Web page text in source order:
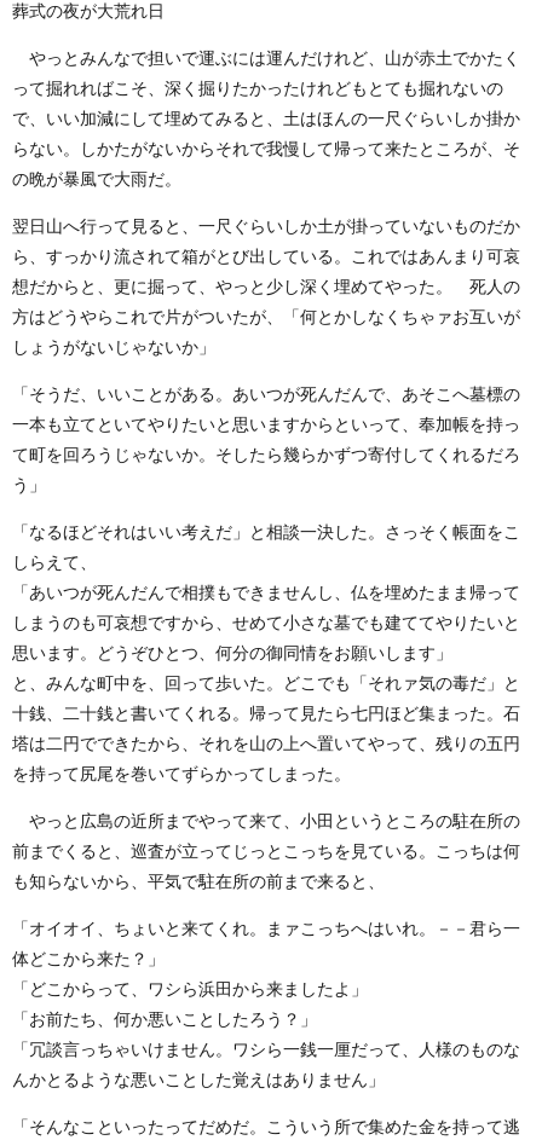
葬式の夜が大荒れ日
やっとみんなで担いで運ぶには運んだけれど、山が赤土でかたく
って掘れればこそ、深く掘りたかったけれどもとても掘れないの
で、いい加減にして埋めてみると、土はほんの一尺ぐらいしか掛か
らない。しかたがないからそれで我慢して帰って来たところが、そ
の晩が暴風で大雨だ。
翌日山へ行って見ると、一尺ぐらいしか土が掛っていないものだか
ら、すっかり流されて箱がとび出している。これではあんまり可哀
想だからと、更に掘って、やっと少し深く埋めてやった。 死人の
方はどうやらこれで片がついたが、「何とかしなくちゃァお互いが
しょうがないじゃないか」
「そうだ、いいことがある。あいつが死んだんで、あそこへ墓標の
一本も立てといてやりたいと思いますからといって、奉加帳を持っ
て町を回ろうじゃないか。そしたら幾らかずつ寄付してくれるだろ
う」
「なるほどそれはいい考えだ」と相談一決した。さっそく帳面をこ
しらえて、
「あいつが死んだんで相撲もできませんし、仏を埋めたまま帰って
しまうのも可哀想ですから、せめて小さな墓でも建ててやりたいと
思います。どうぞひとつ、何分の御同情をお願いします」
と、みんな町中を、回って歩いた。どこでも「それァ気の毒だ」と
十銭、二十銭と書いてくれる。帰って見たら七円ほど集まった。石
塔は二円でできたから、それを山の上へ置いてやって、残りの五円
を持って尻尾を巻いてずらかってしまった。
やっと広島の近所までやって来て、小田というところの駐在所の
前までくると、巡査が立ってじっとこっちを見ている。こっちは何
も知らないから、平気で駐在所の前まで来ると、
「オイオイ、ちょいと来てくれ。まァこっちへはいれ。－－君ら一
体どこから来た？」
「どこからって、ワシら浜田から来ましたよ」
「お前たち、何か悪いことしたろう？」
「冗談言っちゃいけません。ワシら一銭一厘だって、人様のものな
んかとるような悪いことした覚えはありません」
「そんなこといったってだめだ。こういう所で集めた金を持って逃